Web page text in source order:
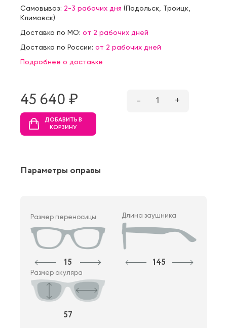
Самовывоз: 2-3 рабочих дня (Подольск Троицк
Климовск)
Доставка по МО: от 2 рабочих дней
Доставка по России: от 2 рабочих дней
Подробнее о доставке
45 640 ₷ – 1 +
ДОБАВИТЬ В
КОРЗИНУ
Параметры оправы
Размер переносицы
15
Длина заушника
145
Размер окуляра
57